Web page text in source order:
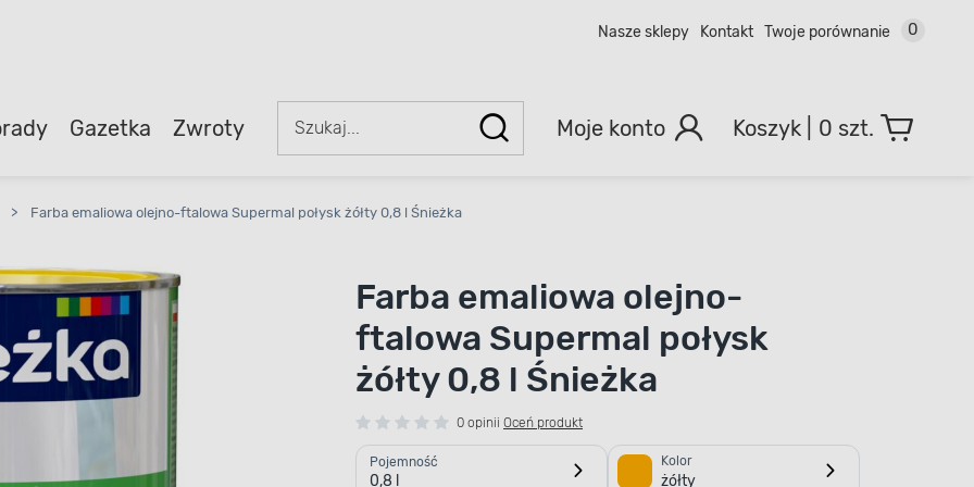
Nasze sklepy Kontakt Twoje porównanie 0
Gazetka Zwroty Moje konto 0 szt.
> Farba emaliowa olejno-ftalowa Supermal połysk żółty 0,8 l Śnieżka
Farba emaliowa olejno-
ftalowa Supermal połysk
żółty 0,8 l Śnieżka
0 opinii Oceń produkt
Pojemność
0,8 l
Kolor
żółty